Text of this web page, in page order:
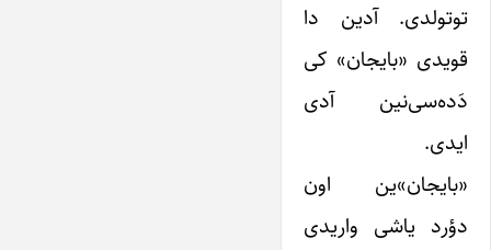
توتولدی. آدین دا
قویدی «بایجان» کی
دَده‌سی‌نین آدی
ایدی.
«بایجان»ین اون
دؤرد یاشی واریدی